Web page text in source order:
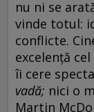
nu ni se
vinde totul:
conflicte.
excelență
îi cere
vadă; nici o
Martin